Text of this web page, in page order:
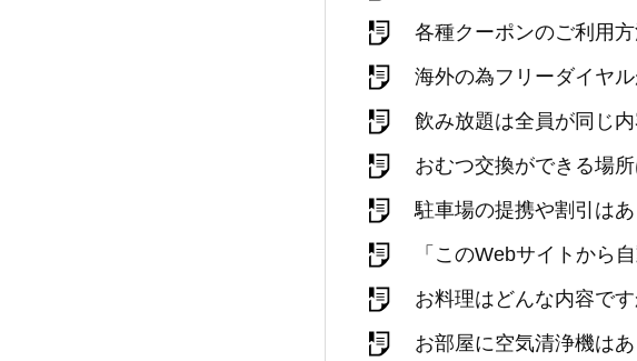
各種クーポンのご利用
海外の為フリーダイヤ
飲み放題は全員が同じ
おむつ交換ができる場
駐車場の提携や割引はあ
「このWebサイトから
お料理はどんな内容です
お部屋に空気清浄機は